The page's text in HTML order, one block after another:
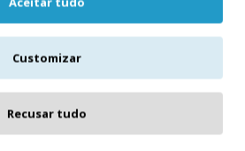
Customizar
Recusar tudo